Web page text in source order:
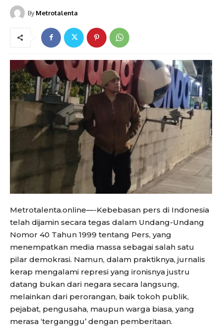
By Metrotalenta
Metrotalenta.online—-Kebebasan pers di Indonesia
telah dijamin secara tegas dalam Undang-Undang
Nomor 40 Tahun 1999 tentang Pers, yang
menempatkan media massa sebagai salah satu
pilar demokrasi. Namun, dalam praktiknya, jurnalis
kerap mengalami represi yang ironisnya justru
datang bukan dari negara secara langsung,
melainkan dari perorangan, baik tokoh publik,
pejabat, pengusaha, maupun warga biasa, yang
merasa ‘terganggu’ dengan pemberitaan.